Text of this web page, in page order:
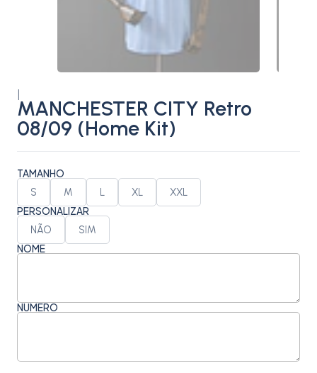
MANCHESTER CITY Retro
08/09 (Home Kit)
TAMANHO
S M L XL XXL
PERSONALIZAR
NÃO SIM
NOME
NÚMERO